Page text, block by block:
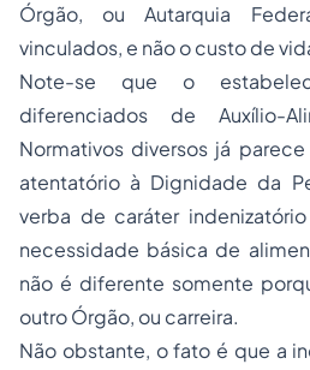
Órgão, ou Autarquia
vinculados, e não o custo de
Note-se que o
diferenciados de Auxílio-
Normativos diversos já
atentatório à Dignidade da
verba de caráter
necessidade básica de
não é diferente somente
outro Órgão, ou carreira.
Não obstante, o fato é que a